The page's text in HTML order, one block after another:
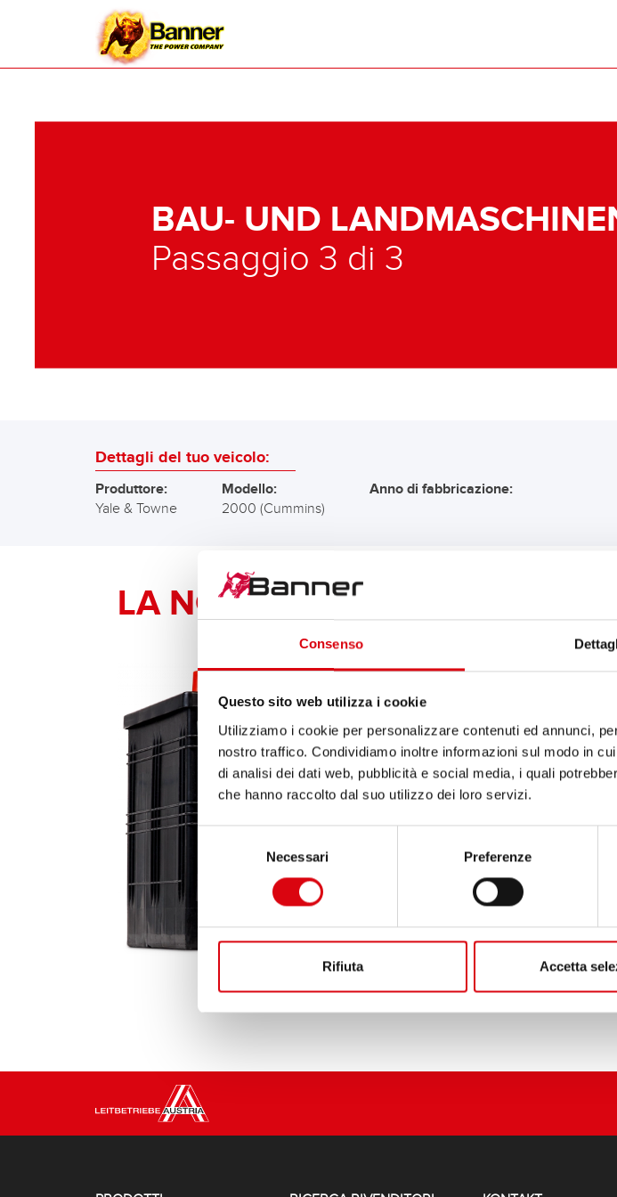
Consenso
Questo sito web utilizza i cookie
Utilizziamo i cookie per personalizzare contenuti ed annunci,
nostro traffico. Condividiamo inoltre informazioni sul modo in
di analisi dei dati web, pubblicità e social media, i quali
che hanno raccolto dal suo utilizzo dei loro servizi.
Necessari Preferenze
Rifiuta Accetta
BAU- UND
Passaggio 3 di 3
Dettagli del tuo veicolo:
Produttore:
Yale & Towne
Modello:
2000 (Cummins)
Anno di fabbricazione:
LA NOSTRA